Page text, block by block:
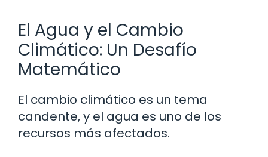
El Agua y el Cambio
Climático: Un Desafío
Matemático
El cambio climático es un tema
candente, y el agua es uno de los
recursos más afectados.